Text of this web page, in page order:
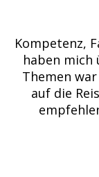
Kompetenz,
haben
Themen
auf die